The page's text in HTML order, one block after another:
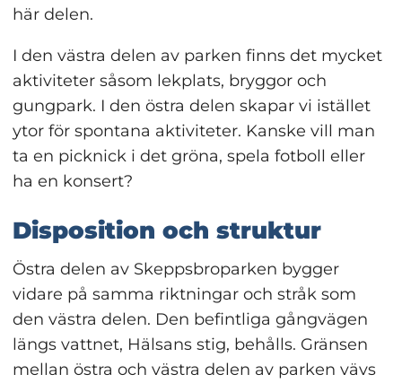
här delen.
I den västra delen av parken finns det mycket
aktiviteter såsom lekplats, bryggor och
gungpark. I den östra delen skapar vi istället
ytor för spontana aktiviteter. Kanske vill man
ta en picknick i det gröna, spela fotboll eller
ha en konsert?
Disposition och struktur
Östra delen av Skeppsbroparken bygger
vidare på samma riktningar och stråk som
den västra delen. Den befintliga gångvägen
längs vattnet, Hälsans stig, behålls. Gränsen
mellan östra och västra delen av parken vävs